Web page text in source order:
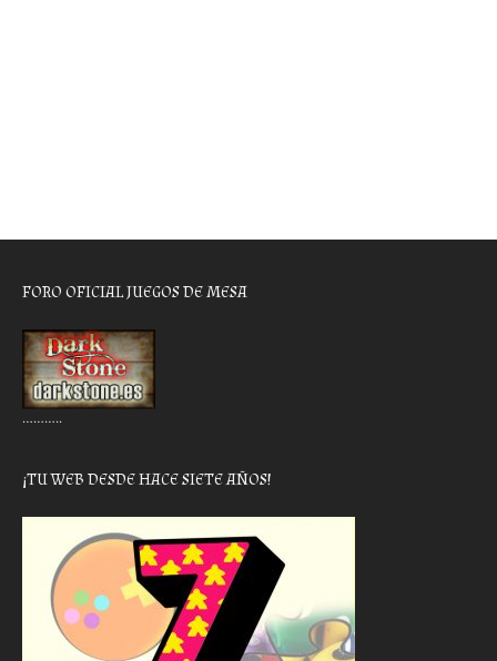
FORO OFICIAL JUEGOS DE MESA
………..
¡TU WEB DESDE HACE SIETE AÑOS!